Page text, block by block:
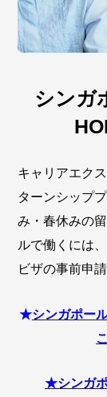
シンガ
キャリアエク
ターンシップ
み・春休みの
ルで働くには
ビザの事前申
★シンガポー
★シンガ